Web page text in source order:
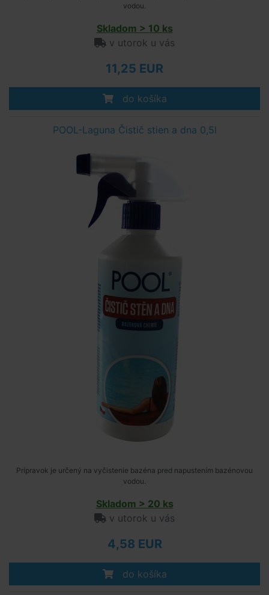
vodou.
Skladom > 10 ks
v utorok u vás
11,25 EUR
do košíka
POOL-Laguna Čistič stien a dna 0,5l
Prípravok je určený na vyčistenie bazéna pred napustením bazénovou
vodou.
Skladom > 20 ks
v utorok u vás
4,58 EUR
do košíka